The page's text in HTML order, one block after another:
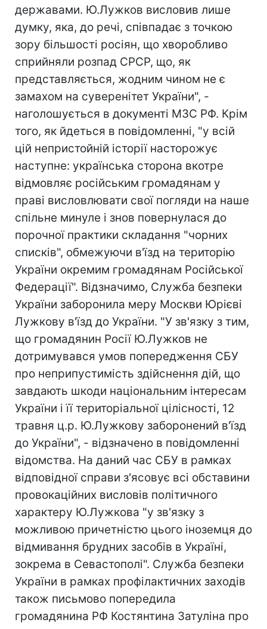
державами. Ю.Лужков висловив лише
думку, яка, до речі, співпадає з точкою
зору більшості росіян, що хворобливо
сприйняли розпад СРСР, що, як
представляється, жодним чином не є
замахом на суверенітет України", -
наголошується в документі МЗС РФ. Крім
того, як йдеться в повідомленні, "у всій
цій непристойній історії насторожує
наступне: українська сторона вкотре
відмовляє російським громадянам у
праві висловлювати свої погляди на наше
спільне минуле і знов повернулася до
порочної практики складання "чорних
списків", обмежуючи в'їзд на територію
України окремим громадянам Російської
Федерації". Відзначимо, Служба безпеки
України заборонила меру Москви Юрієві
Лужкову в'їзд до України. "У зв'язку з тим,
що громадянин Росії Ю.Лужков не
дотримувався умов попередження СБУ
про неприпустимість здійснення дій, що
завдають шкоди національним інтересам
України і її територіальної цілісності, 12
травня ц.р. Ю.Лужкову заборонений в'їзд
до України", - відзначено в повідомленні
відомства. На даний час СБУ в рамках
відповідної справи з'ясовує всі обставини
провокаційних висловів політичного
характеру Ю.Лужкова "у зв'язку з
можливою причетністю цього іноземця до
відмивання брудних засобів в Україні,
зокрема в Севастополі". Служба безпеки
України в рамках профілактичних заходів
також письмово попередила
громадянина РФ Костянтина Затуліна про